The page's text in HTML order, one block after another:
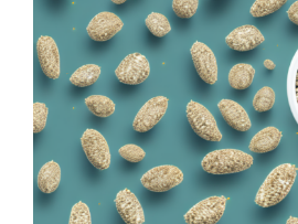
Bild